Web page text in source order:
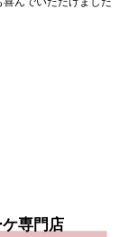
専門店